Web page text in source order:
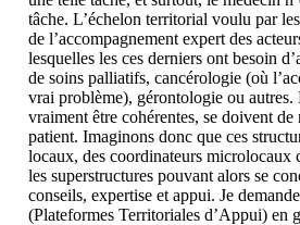
tâche. L’échelon territorial voulu par
de l’accompagnement expert des
lesquelles les ces derniers ont besoin
de soins palliatifs, cancérologie (où
vrai problème), gérontologie ou autres.
vraiment être cohérentes, se doivent
patient. Imaginons donc que ces
locaux, des coordinateurs microlocaux
les superstructures pouvant alors se
conseils, expertise et appui. Je
(Plateformes Territoriales d’Appui) en